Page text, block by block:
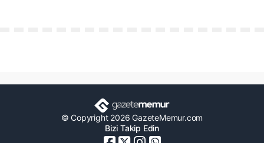
© Copyright 2026 GazeteMemur.com
Bizi Takip Edin